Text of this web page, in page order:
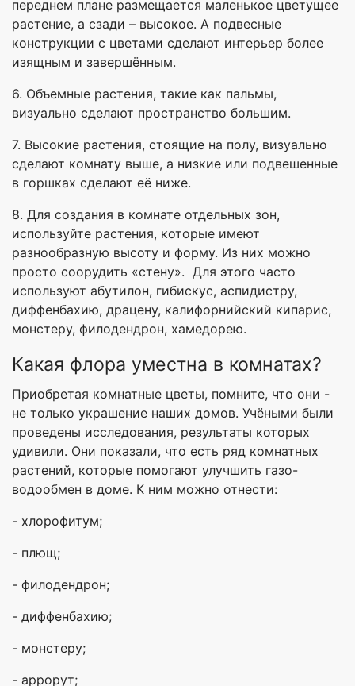
переднем плане размещается маленькое цветущее
растение, а сзади – высокое. А подвесные
конструкции с цветами сделают интерьер более
изящным и завершённым.
6. Объемные растения, такие как пальмы,
визуально сделают пространство большим.
7. Высокие растения, стоящие на полу, визуально
сделают комнату выше, а низкие или подвешенные
в горшках сделают её ниже.
8. Для создания в комнате отдельных зон,
используйте растения, которые имеют
разнообразную высоту и форму. Из них можно
просто соорудить «стену». Для этого часто
используют абутилон, гибискус, аспидистру,
диффенбахию, драцену, калифорнийский кипарис,
монстеру, филодендрон, хамедорею.
Какая флора уместна в комнатах?
Приобретая комнатные цветы, помните, что они -
не только украшение наших домов. Учёными были
проведены исследования, результаты которых
удивили. Они показали, что есть ряд комнатных
растений, которые помогают улучшить газо-
водообмен в доме. К ним можно отнести:
- хлорофитум;
- плющ;
- филодендрон;
- диффенбахию;
- монстеру;
- аррорут;